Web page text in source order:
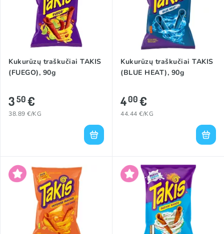
Kukurūzų traškučiai TAKIS
(FUEGO), 90g
350€
38.89 €/KG
Kukurūzų traškučiai TAKIS
(BLUE HEAT), 90g
400€
44.44 €/KG